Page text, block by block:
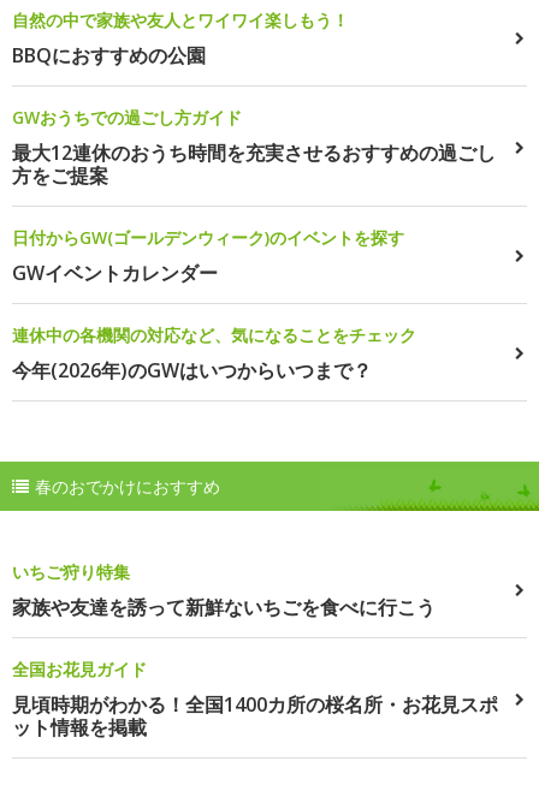
自然の中で家族や友人とワイワイ楽しもう！
BBQにおすすめの公園
GWおうちでの過ごし方ガイド
最大12連休のおうち時間を充実させるおすすめの過ごし
方をご提案
日付からGW(ゴールデンウィーク)のイベントを探す
GWイベントカレンダー
連休中の各機関の対応など、気になることをチェック
今年(2026年)のGWはいつからいつまで？
春のおでかけにおすすめ
いちご狩り特集
家族や友達を誘って新鮮ないちごを食べに行こう
全国お花見ガイド
見頃時期がわかる！全国1400カ所の桜名所・お花見スポ
ット情報を掲載